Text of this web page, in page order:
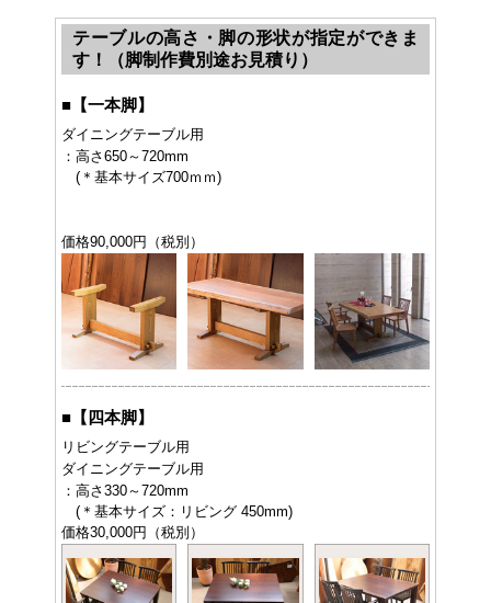
テーブルの高さ・脚の形状が指定ができま
す！（脚制作費別途お見積り）
■ 【一本脚】
ダイニングテーブル用
：高さ650～720mm
(＊基本サイズ700ｍｍ)
価格90,000円（税別）
■ 【四本脚】
リビングテーブル用
ダイニングテーブル用
：高さ330～720mm
(＊基本サイズ：リビング 450mm)
価格30,000円（税別）